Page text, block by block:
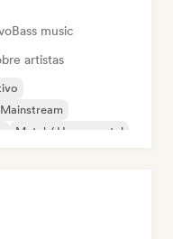
Bass music
artistas
Metal / Heavy metal